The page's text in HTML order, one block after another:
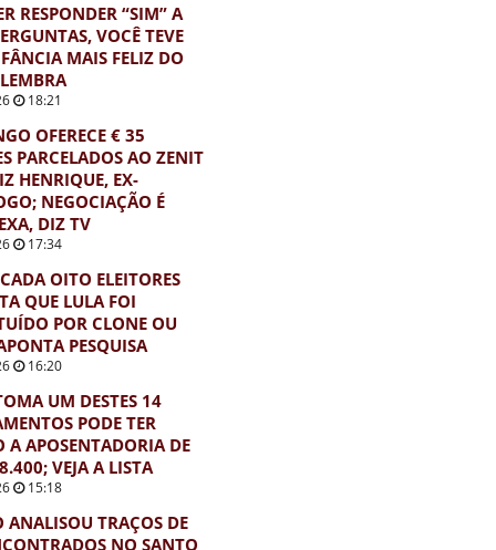
RESPONDER “SIM” A
VOCÊ TEVE
MAIS FELIZ DO
18:21
OFERECE € 35
PARCELADOS AO ZENIT
HENRIQUE, EX-
NEGOCIAÇÃO É
DIZ TV
17:34
OITO ELEITORES
QUE LULA FOI
POR CLONE OU
PESQUISA
16:20
UM DESTES 14
PODE TER
A APOSENTADORIA DE
VEJA A LISTA
15:18
ANALISOU TRAÇOS DE
NO SANTO